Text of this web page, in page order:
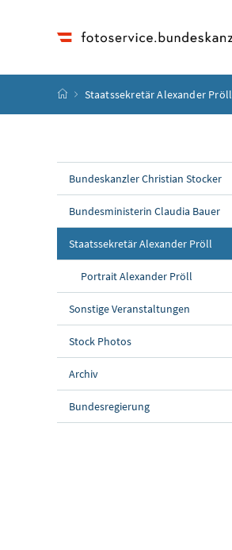
Startseite
Staatssekretär Alexander Pröll
Bundeskanzler Christian Stocker
Bundesministerin Claudia Bauer
Staatssekretär Alexander Pröll
Portrait Alexander Pröll
Sonstige Veranstaltungen
Stock Photos
Archiv
Bundesregierung